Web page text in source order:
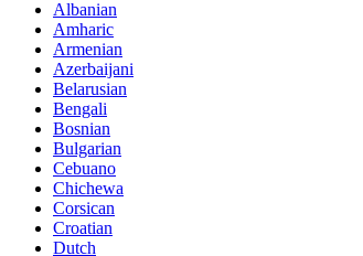
Albanian
Amharic
Armenian
Azerbaijani
Belarusian
Bengali
Bosnian
Bulgarian
Cebuano
Chichewa
Corsican
Croatian
Dutch